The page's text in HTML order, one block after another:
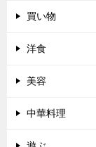
買い物
洋食
美容
中華料理